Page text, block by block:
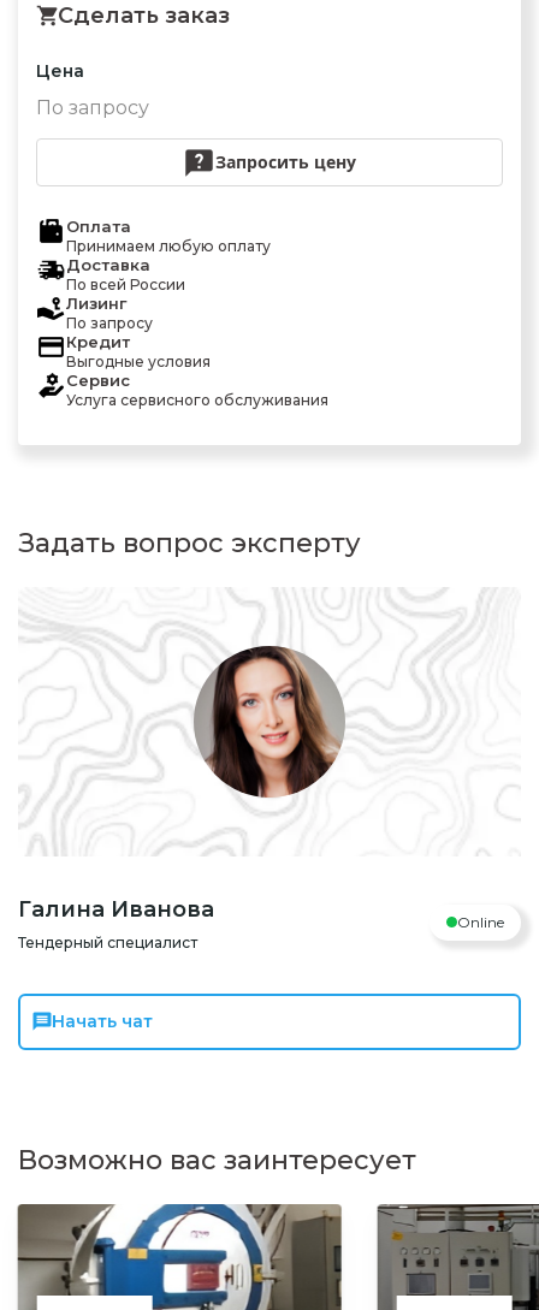
Сделать заказ
Цена
По запросу
Запросить цену
Оплата
Принимаем любую оплату
Доставка
По всей России
Лизинг
По запросу
Кредит
Выгодные условия
Сервис
Услуга сервисного обслуживания
Задать вопрос эксперту
Галина Иванова
Тендерный специалист
Online
Начать чат
Возможно вас заинтересует